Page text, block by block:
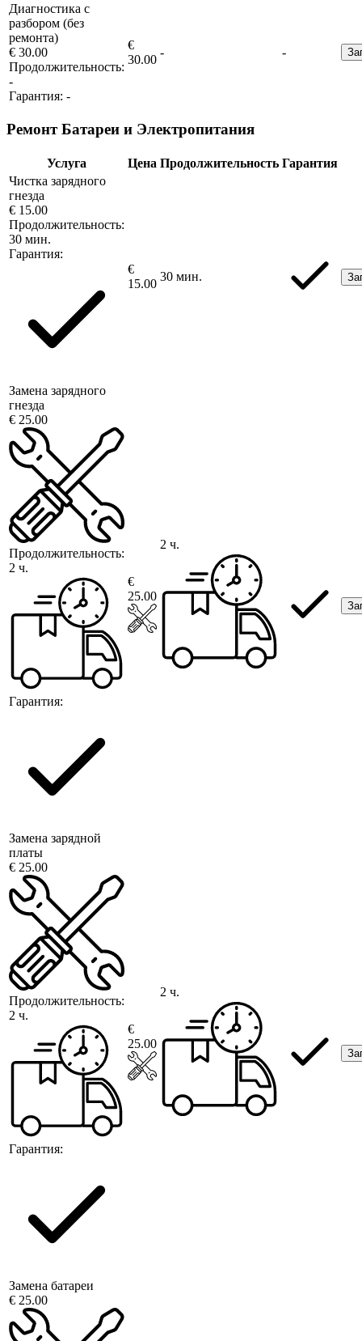
Диагностика с
разбором (без
ремонта)
€ 30.00
Продолжительность:
-
Гарантия: -
€
30.00
- -
Ремонт Батареи и Электропитания
Услуга Цена Продолжительность Гарантия
Чистка зарядного
гнезда
€ 15.00
Продолжительность:
30 мин.
Гарантия:
€
15.00
30 мин.
Замена зарядного
гнезда
€ 25.00
Продолжительность:
2 ч.
Гарантия:
€
25.00
2 ч.
Замена зарядной
платы
€ 25.00
Продолжительность:
2 ч.
Гарантия:
€
25.00
2 ч.
Замена батареи
€ 25.00